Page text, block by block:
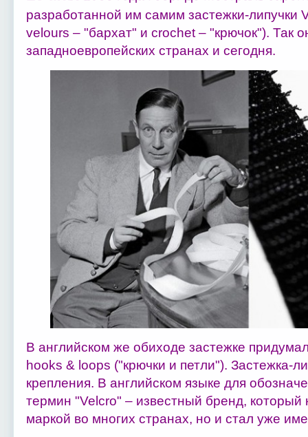
разработанной им самим застежки-липучки
velours – "бархат" и crochet – "крючок"). Так
западноевропейских странах и сегодня.
В английском же обиходе застежке
hooks & loops ("крючки и петли"). Застежка-
крепления. В английском языке для
термин "Velcro" – известный бренд, который
маркой во многих странах, но и стал уже